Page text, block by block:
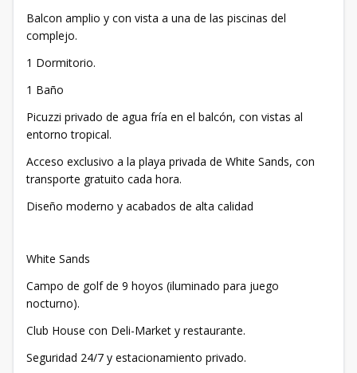
Balcon amplio y con vista a una de las piscinas del
complejo.
1 Dormitorio.
1 Baño
Picuzzi privado de agua fría en el balcón, con vistas al
entorno tropical.
Acceso exclusivo a la playa privada de White Sands, con
transporte gratuito cada hora.
Diseño moderno y acabados de alta calidad
White Sands
Campo de golf de 9 hoyos (iluminado para juego
nocturno).
Club House con Deli-Market y restaurante.
Seguridad 24/7 y estacionamiento privado.